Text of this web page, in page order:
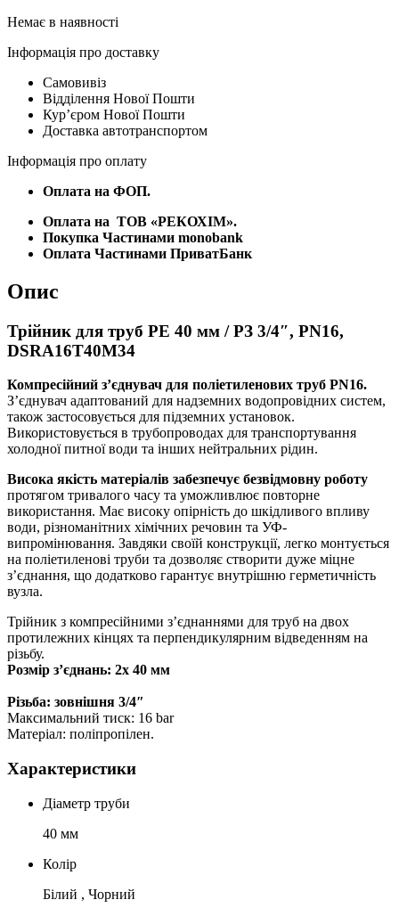
Немає в наявності
Інформація про доставку
Самовивіз
Відділення Нової Пошти
Курʼєром Нової Пошти
Доставка автотранспортом
Інформація про оплату
Оплата на ФОП.
Оплата на ТОВ «РЕКОХІМ».
Покупка Частинами monobank
Оплата Частинами ПриватБанк
Опис
Трійник для труб PE 40 мм / РЗ 3/4″, PN16,
DSRA16T40M34
Компресійний з’єднувач для поліетиленових труб PN16.
З’єднувач адаптований для надземних водопровідних систем,
також застосовується для підземних установок.
Використовується в трубопроводах для транспортування
холодної питної води та інших нейтральних рідин.
Висока якість матеріалів забезпечує безвідмовну роботу
протягом тривалого часу та уможливлює повторне
використання. Має високу опірність до шкідливого впливу
води, різноманітних хімічних речовин та УФ-
випромінювання. Завдяки своїй конструкції, легко монтується
на поліетиленові труби та дозволяє створити дуже міцне
з’єднання, що додатково гарантує внутрішню герметичність
вузла.
Трійник з компресійними з’єднаннями для труб на двох
протилежних кінцях та перпендикулярним відведенням на
різьбу.
Розмір з’єднань: 2х 40 мм
Різьба: зовнішня 3/4″
Максимальний тиск: 16 bar
Матеріал: поліпропілен.
Характеристики
Діаметр труби
40 мм
Колір
Білий , Чорний